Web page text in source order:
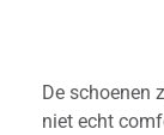
De schoenen
niet echt